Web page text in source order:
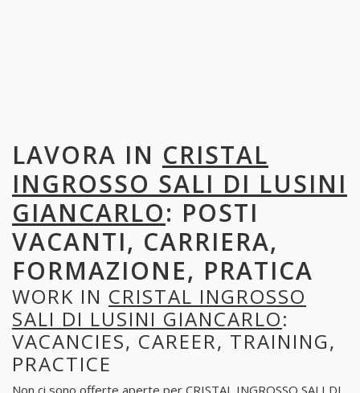
LAVORA IN CRISTAL
INGROSSO SALI DI LUSINI
GIANCARLO: POSTI
VACANTI, CARRIERA,
FORMAZIONE, PRATICA
WORK IN CRISTAL INGROSSO
SALI DI LUSINI GIANCARLO:
VACANCIES, CAREER, TRAINING,
PRACTICE